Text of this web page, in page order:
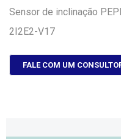
Sensor de inclinação
2I2E2-V17
FALE COM UM